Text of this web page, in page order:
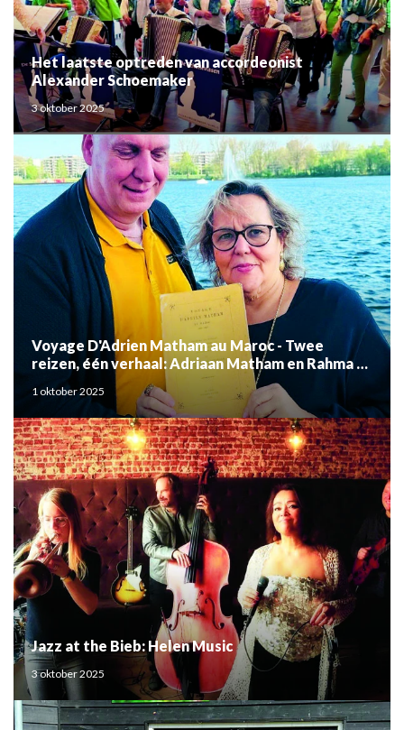
Het laatste optreden van accordeonist
Alexander Schoemaker
3 oktober 2025
Voyage D'Adrien Matham au Maroc - Twee
reizen, één verhaal: Adriaan Matham en Rahma el
Mouden
1 oktober 2025
Jazz at the Bieb: Helen Music
3 oktober 2025